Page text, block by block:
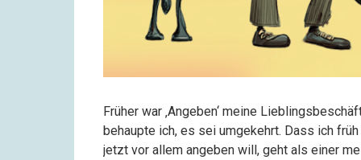
Früher war ‚Angeben‘ meine
behaupte ich, es sei umgekehrt. Dass ich
jetzt vor allem angeben will, geht als einer